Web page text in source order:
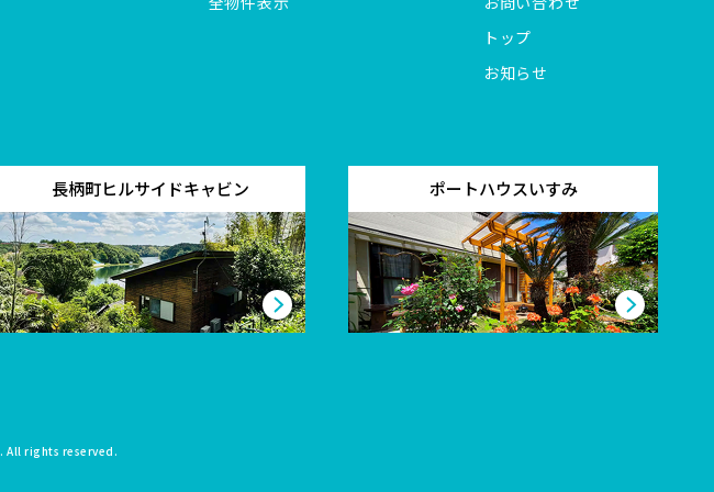
トップ
お知らせ
長柄町ヒルサイドキャビン ポートハウスいすみ
. All rights reserved.